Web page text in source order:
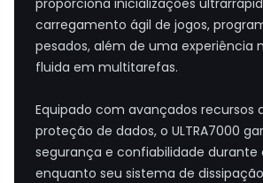
proporciona inicializações
carregamento ágil de jogos,
pesados, além de uma experiência
fluida em multitarefas.
Equipado com avançados recursos
proteção de dados, o ULTRA7000
segurança e confiabilidade durante
enquanto seu sistema de